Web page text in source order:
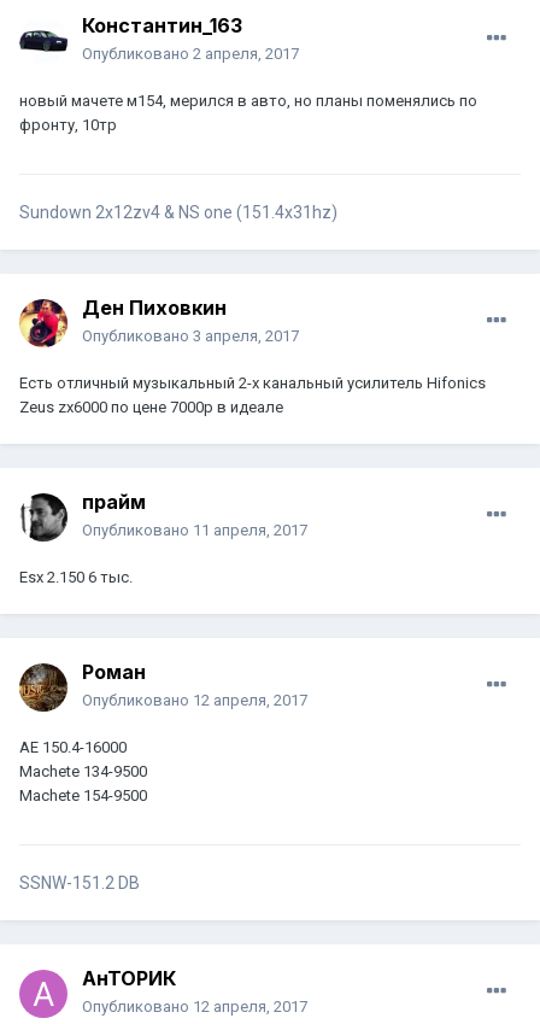
Константин_163
Опубликовано 2 апреля, 2017
новый мачете м154, мерился в авто, но планы поменялись по
фронту, 10тр
Sundown 2x12zv4 & NS one (151.4x31hz)
Ден Пиховкин
Опубликовано 3 апреля, 2017
Есть отличный музыкальный 2-х канальный усилитель Hifonics
Zeus zx6000 по цене 7000р в идеале
прайм
Опубликовано 11 апреля, 2017
Esx 2.150 6 тыс.
Роман
Опубликовано 12 апреля, 2017
AE 150.4-16000
Machete 134-9500
Machete 154-9500
SSNW-151.2 DB
АнТОРИК
Опубликовано 12 апреля, 2017